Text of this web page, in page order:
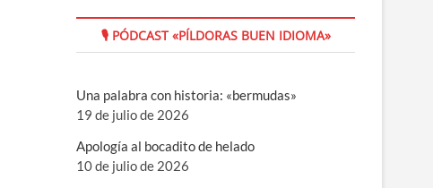
🎙 PÓDCAST «PÍLDORAS BUEN IDIOMA»
Una palabra con historia: «bermudas»
19 de julio de 2026
Apología al bocadito de helado
10 de julio de 2026